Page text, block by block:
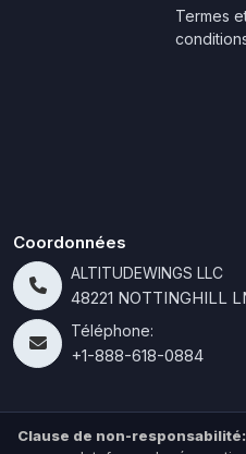
Termes
Coordonnées
ALTITUDEWINGS LLC
48221 NOTTINGHILL
Téléphone:
+1-888-618-0884
Clause de non-responsabilité: